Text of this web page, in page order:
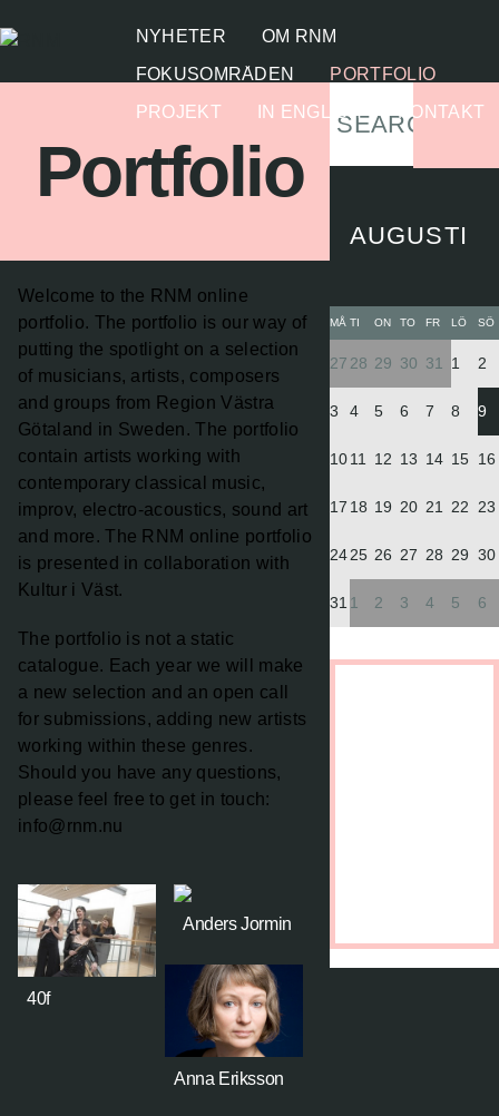
NYHETER
OM RNM
FOKUSOMRÅDEN
PORTFOLIO
PROJEKT
IN ENGLISH KONTAKT
Portfolio
Welcome to the RNM online
portfolio. The portfolio is our way of
putting the spotlight on a selection
of musicians, artists, composers
and groups from Region Västra
Götaland in Sweden. The portfolio
contain artists working with
contemporary classical music,
improv, electro-acoustics, sound art
and more. The RNM online portfolio
is presented in collaboration with
Kultur i Väst.
The portfolio is not a static
catalogue. Each year we will make
a new selection and an open call
for submissions, adding new artists
working within these genres.
Should you have any questions,
please feel free to get in touch:
info@rnm.nu
40f
Anders Jormin
Anna Eriksson
AUGUSTI
MÅ TI ON TO FR LÖ SÖ
27 28 29 30 31 1 2
3 4 5 6 7 8 9
1011 12 13 14 15 16
17 18 19 20 21 22 23
2425 26 27 28 29 30
31 1 2 3 4 5 6